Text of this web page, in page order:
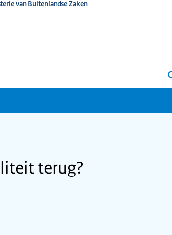
van Buitenlandse Zaken
terug?